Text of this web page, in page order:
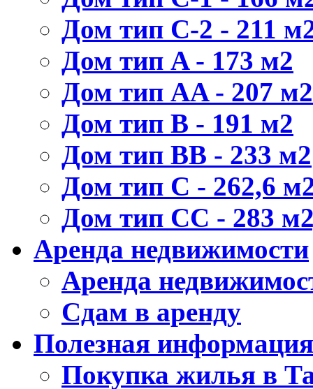
Дом тип С-2 - 211
Дом тип A - 173 м2
Дом тип AA - 207 м2
Дом тип B - 191 м2
Дом тип BB - 233 м2
Дом тип C - 262,6
Дом тип CС - 283
Аренда недвижимости
Аренда
Сдам в аренду
Полезная информация
Покупка жилья в